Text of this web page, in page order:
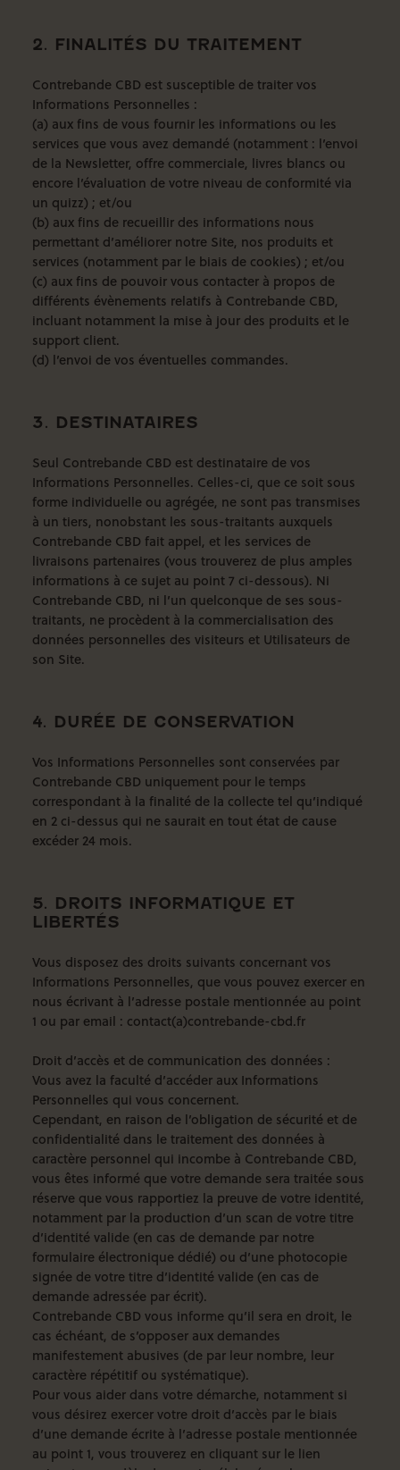
2. FINALITÉS DU TRAITEMENT
Contrebande CBD est susceptible de traiter vos
Informations Personnelles :
(a) aux fins de vous fournir les informations ou les
services que vous avez demandé (notamment : l’envoi
de la Newsletter, offre commerciale, livres blancs ou
encore l’évaluation de votre niveau de conformité via
un quizz) ; et/ou
(b) aux fins de recueillir des informations nous
permettant d’améliorer notre Site, nos produits et
services (notamment par le biais de cookies) ; et/ou
(c) aux fins de pouvoir vous contacter à propos de
différents évènements relatifs à Contrebande CBD,
incluant notamment la mise à jour des produits et le
support client.
(d) l’envoi de vos éventuelles commandes.
3. DESTINATAIRES
Seul Contrebande CBD est destinataire de vos
Informations Personnelles. Celles-ci, que ce soit sous
forme individuelle ou agrégée, ne sont pas transmises
à un tiers, nonobstant les sous-traitants auxquels
Contrebande CBD fait appel, et les services de
livraisons partenaires (vous trouverez de plus amples
informations à ce sujet au point 7 ci-dessous). Ni
Contrebande CBD, ni l’un quelconque de ses sous-
traitants, ne procèdent à la commercialisation des
données personnelles des visiteurs et Utilisateurs de
son Site.
4. DURÉE DE CONSERVATION
Vos Informations Personnelles sont conservées par
Contrebande CBD uniquement pour le temps
correspondant à la finalité de la collecte tel qu’indiqué
en 2 ci-dessus qui ne saurait en tout état de cause
excéder 24 mois.
5. DROITS INFORMATIQUE ET
LIBERTÉS
Vous disposez des droits suivants concernant vos
Informations Personnelles, que vous pouvez exercer en
nous écrivant à l’adresse postale mentionnée au point
1 ou par email : contact(a)contrebande-cbd.fr
Droit d’accès et de communication des données :
Vous avez la faculté d’accéder aux Informations
Personnelles qui vous concernent.
Cependant, en raison de l’obligation de sécurité et de
confidentialité dans le traitement des données à
caractère personnel qui incombe à Contrebande CBD,
vous êtes informé que votre demande sera traitée sous
réserve que vous rapportiez la preuve de votre identité,
notamment par la production d’un scan de votre titre
d’identité valide (en cas de demande par notre
formulaire électronique dédié) ou d’une photocopie
signée de votre titre d’identité valide (en cas de
demande adressée par écrit).
Contrebande CBD vous informe qu’il sera en droit, le
cas échéant, de s’opposer aux demandes
manifestement abusives (de par leur nombre, leur
caractère répétitif ou systématique).
Pour vous aider dans votre démarche, notamment si
vous désirez exercer votre droit d’accès par le biais
d’une demande écrite à l’adresse postale mentionnée
au point 1, vous trouverez en cliquant sur le lien